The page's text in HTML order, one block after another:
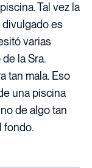
Tal vez la
divulgado es
varias
la Sra.
tan mala. Eso
una piscina
de algo tan
fondo.